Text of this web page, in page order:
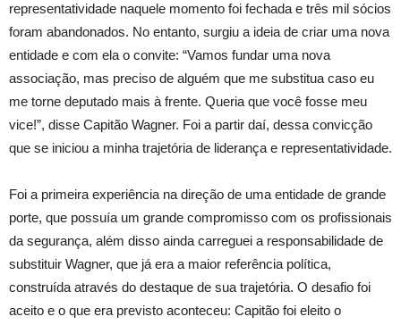
representatividade naquele momento foi fechada e três mil sócios
foram abandonados. No entanto, surgiu a ideia de criar uma nova
entidade e com ela o convite: “Vamos fundar uma nova
associação, mas preciso de alguém que me substitua caso eu
me torne deputado mais à frente. Queria que você fosse meu
vice!”, disse Capitão Wagner. Foi a partir daí, dessa convicção
que se iniciou a minha trajetória de liderança e representatividade.
Foi a primeira experiência na direção de uma entidade de grande
porte, que possuía um grande compromisso com os profissionais
da segurança, além disso ainda carreguei a responsabilidade de
substituir Wagner, que já era a maior referência política,
construída através do destaque de sua trajetória. O desafio foi
aceito e o que era previsto aconteceu: Capitão foi eleito o